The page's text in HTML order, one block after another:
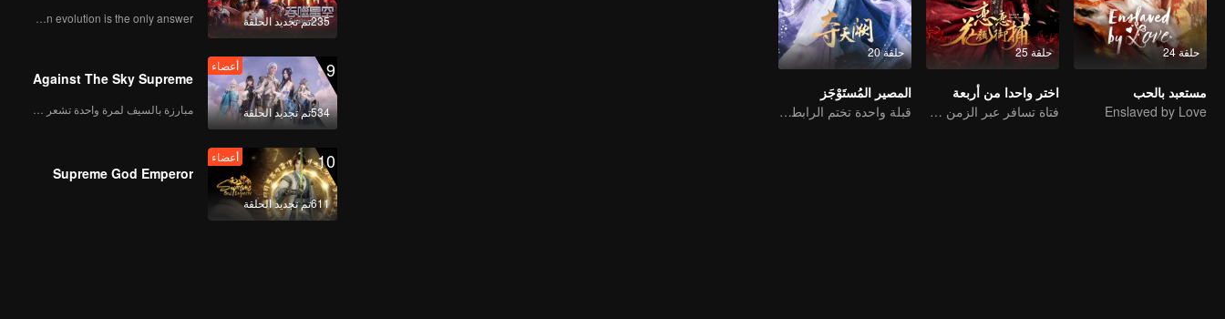
حلقة 24
مستعبد بالحب
Enslaved by Love
حلقة 25
اختر واحدا من أربعة
فتاة تسافر عبر الزمن وتسعى للفوز بأربعة رجال وسيمين
حلقة 20
المصير المُستَوْجَز
قبلة واحدة تختم الرابطة، حب يدوم ألف عام
235تم تجديد الحلقة Human evolution is the only answer.
9
534تم تجديد الحلقة
أعضاء
Against The Sky Supreme
10
611تم تجديد الحلقة
أعضاء
Supreme God Emperor